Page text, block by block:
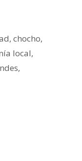
,chocho,
local,
,